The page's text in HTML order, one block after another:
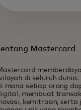
Mastercard
di seluruh
mana setiap orang
membuat
kemitraan,